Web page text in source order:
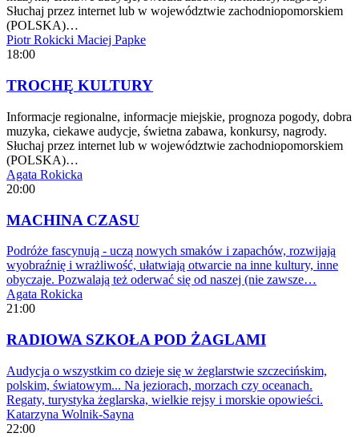
Słuchaj przez internet lub w województwie zachodniopomorskiem
(POLSKA)…
Piotr Rokicki Maciej Papke
18:00
TROCHĘ KULTURY
Informacje regionalne, informacje miejskie, prognoza pogody, dobra
muzyka, ciekawe audycje, świetna zabawa, konkursy, nagrody.
Słuchaj przez internet lub w województwie zachodniopomorskiem
(POLSKA)…
Agata Rokicka
20:00
MACHINA CZASU
Podróże fascynują - uczą nowych smaków i zapachów, rozwijają
wyobraźnię i wrażliwość, ułatwiają otwarcie na inne kultury, inne
obyczaje. Pozwalają też oderwać się od naszej (nie zawsze…
Agata Rokicka
21:00
RADIOWA SZKOŁA POD ŻAGLAMI
Audycja o wszystkim co dzieje się w żeglarstwie szczecińskim,
polskim, światowym... Na jeziorach, morzach czy oceanach.
Regaty, turystyka żeglarska, wielkie rejsy i morskie opowieści.
Katarzyna Wolnik-Sayna
22:00